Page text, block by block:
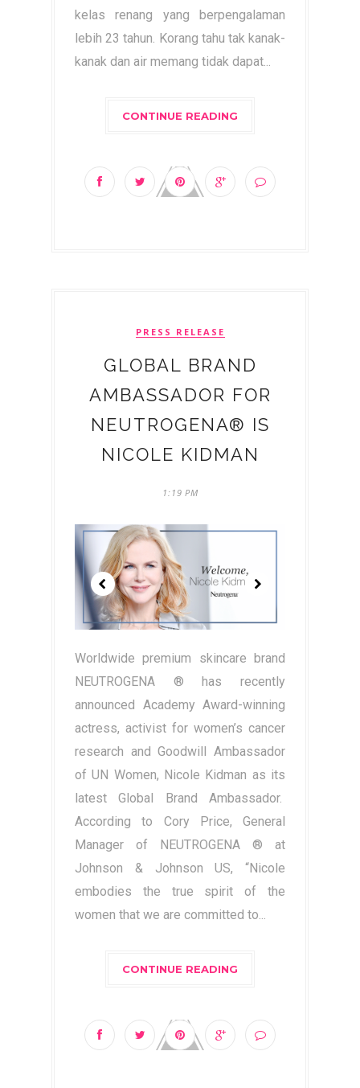
kelas renang yang berpengalaman
lebih 23 tahun. Korang tahu tak kanak-
kanak dan air memang tidak dapat...
CONTINUE READING
PRESS RELEASE
GLOBAL BRAND
AMBASSADOR FOR
NEUTROGENA® IS
NICOLE KIDMAN
1:19 PM
Worldwide premium skincare brand
NEUTROGENA ® has recently
announced Academy Award-winning
actress, activist for women’s cancer
research and Goodwill Ambassador
of UN Women, Nicole Kidman as its
latest Global Brand Ambassador.
According to Cory Price, General
Manager of NEUTROGENA ® at
Johnson & Johnson US, “Nicole
embodies the true spirit of the
women that we are committed to...
CONTINUE READING